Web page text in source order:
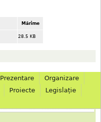
Mărime
28.5 KB
Prezentare
Organizare
Proiecte
Legislație